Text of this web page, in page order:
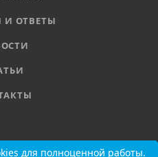
И ОТВЕТЫ
11-78
для полноценной работы.
для полноценной работы.